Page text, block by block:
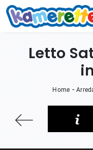
Letto
Home-